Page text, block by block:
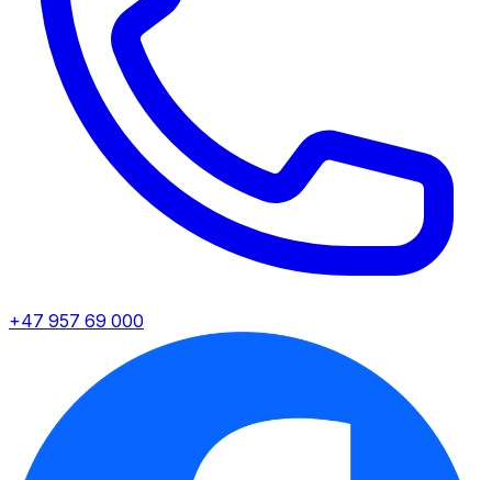
+47 957 69 000